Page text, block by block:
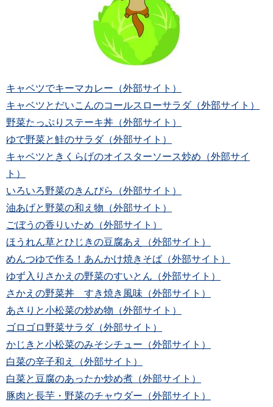
キャベツでキーマカレー（外部サイト）
キャベツとだいこんのコールスローサラダ（外部サイト）
野菜たっぷりステーキ丼（外部サイト）
ゆで野菜と鮭のサラダ（外部サイト）
キャベツときくらげのオイスターソース炒め（外部サイ
ト）
いろいろ野菜のきんぴら（外部サイト）
油あげと野菜の和え物（外部サイト）
ごぼうの香りいため（外部サイト）
ほうれん草とひじきの豆腐あえ（外部サイト）
めんつゆで作る！あんかけ焼きそば（外部サイト）
ゆず入りさかえの野菜のすいとん（外部サイト）
さかえの野菜丼 すき焼き風味（外部サイト）
あさりと小松菜の炒め物（外部サイト）
ゴロゴロ野菜サラダ（外部サイト）
かじきと小松菜のみそシチュー（外部サイト）
白菜の辛子和え（外部サイト）
白菜と豆腐のあったか炒め煮（外部サイト）
豚肉と長芋・野菜のチャウダー（外部サイト）